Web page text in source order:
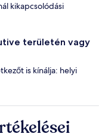
kikapcsolódási
területén vagy
is kínálja: helyi